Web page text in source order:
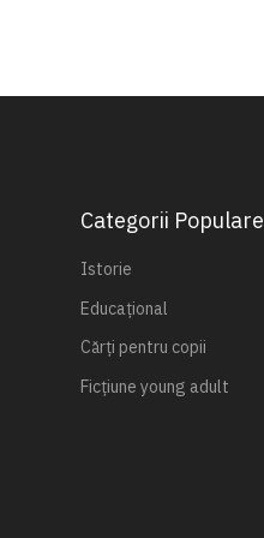
Categorii Populare
Istorie
Educațional
Cărți pentru copii
Ficțiune young adult